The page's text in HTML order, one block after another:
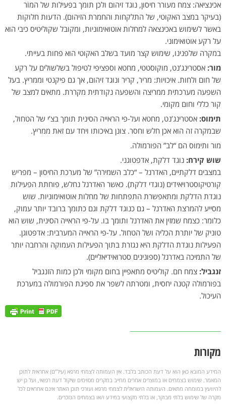
אכינציאה: צמח מעורר חיסון, נוגד זיהום ולכן תומך בפעילות של המוֹר
(בעיקר במצב האקוטי, של התלקחות והחמרת הזיהום). הדעות חלוקות
באשר לשימוש באכינצאה למחלות אוטואימוניות, ומקובל שקוליטיס כיבי הוא
על רקע אוטואימוני.
במקרה שלפנינו, שימוש קצר מועד בשלב האקוטי הוא פחות בעייתי.
מור: אסטרינג’נט, מוקוסטטי, מחטא וספציפי לטיפול בשלשולים על רקע
של חום ולחות. איכויות: מריר, קריר ונוגד זיהום, אך גם פיקנטי וממריץ. בעל
השפעה מערכתית ממריצה והשפעה נקודתית מקררת. מתאים למצב של
קור כללי וחום מקומי.
תימוס: אסטרינג’נט, מחטא ועל-פי הראייה הסינית תומך בצ’י של הטחול,
שבמקרה זה הוא אכן חלש וחסר. צונן באיכותו ויחד עם זאת ממריץ.
מור ותימוס הם “לב” הפורמולה.
שוש קירח: נוגד דלקת, אדפטוגני.
במצבים דלקתיים, האדרנל – “כלב השמירה” של מערכת החיסון – מפריש
קורטיקוסטרויאידים (נוגדי דלקת). כאשר האדרנל נחלש, פוחתת הפעילות
נוגדת הדלקת ומתאפשרת התפתחות של מחלות אוטואימוניות. שוש
מסייע להמרצת האדרנל – גם כנוגד דלקת וגם כתומך ברובד יותר עמוק,
כלומר: כצמח שמזין את האדרנל ותומך בו. על-פי הראייה הסינית, שוש הוא
טוניק של יותרת הכליה ושל הטחול. על-פי הראייה המערבית: אדפטוגן.
הפעילות נוגדת הדלקת היא נגזרת בתוך הפעילות העמוקה והרחבה יותר
של התמיכה באדרנל (ספונינים סטרואידיאליים).
זנגביל: צמח חם. קוליטיס מתאפיין בחום מקומי ולכן כמות הזנגביל
בפורמולה קטנה יחסית, ומטרתה לשפר את ספיגת הפורמולה במערכת
העיכול.
מקורות
המידע המובא כאן הוא על דעת הכותב בלבד. אין העמותה לצמחי מרפא (עיל”ם) אחראית לתוכן
המאמר. שימוש בצמחים או במוצרים אחרים מחייב במקרים מסוימים שיקול דעת רפואי, ועל כן יש
להיוועץ במומחה מתאים. העמותה הישראלית לצמחי מרפא ועורכי תוכן האתר אינם אחראים לכל
מקרה של שימוש בלתי מבוקר, או בלתי מקצועי במידע ו/או בצמחים הנזכרים.